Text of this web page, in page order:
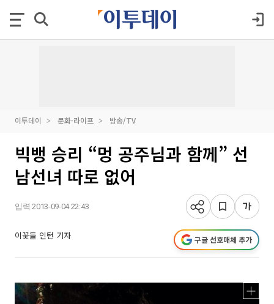
이투데이 문화·라이프 방송/TV
빅뱅 승리 “멍 공주님과 함께” 선
남선녀 따로 없어
입력 2013-09-04 22:43
이꽃들 인턴 기자 구글 선호매체 추가